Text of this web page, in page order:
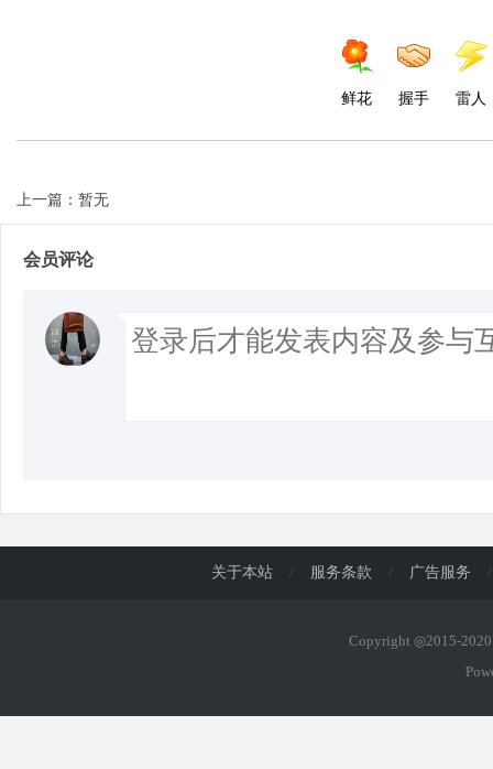
鲜花 握手 雷人
上一篇：暂无
会员评论
关于本站 / 服务条款 / 广告服务 /
Copyright ◎2015-